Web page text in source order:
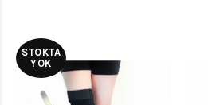
STOKTA
YOK